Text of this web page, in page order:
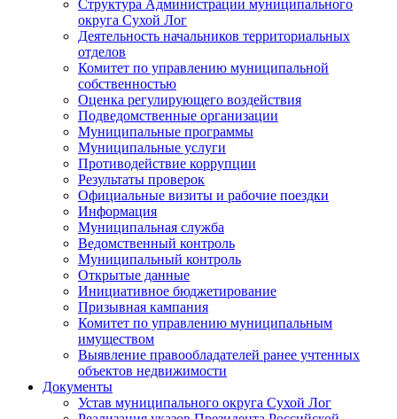
Структура Администрации муниципального
округа Сухой Лог
Деятельность начальников территориальных
отделов
Комитет по управлению муниципальной
собственностью
Оценка регулирующего воздействия
Подведомственные организации
Муниципальные программы
Муниципальные услуги
Противодействие коррупции
Результаты проверок
Официальные визиты и рабочие поездки
Информация
Муниципальная служба
Ведомственный контроль
Муниципальный контроль
Открытые данные
Инициативное бюджетирование
Призывная кампания
Комитет по управлению муниципальным
имуществом
Выявление правообладателей ранее учтенных
объектов недвижимости
Документы
Устав муниципального округа Сухой Лог